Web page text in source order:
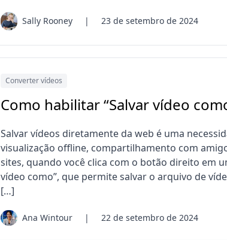
Sally Rooney | 23 de setembro de 2024
Converter vídeos
Como habilitar “Salvar vídeo
Salvar vídeos diretamente da web é uma
visualização offline, compartilhamento com
sites, quando você clica com o botão direito em
vídeo como”, que permite salvar o arquivo de
[…]
Ana Wintour | 22 de setembro de 2024